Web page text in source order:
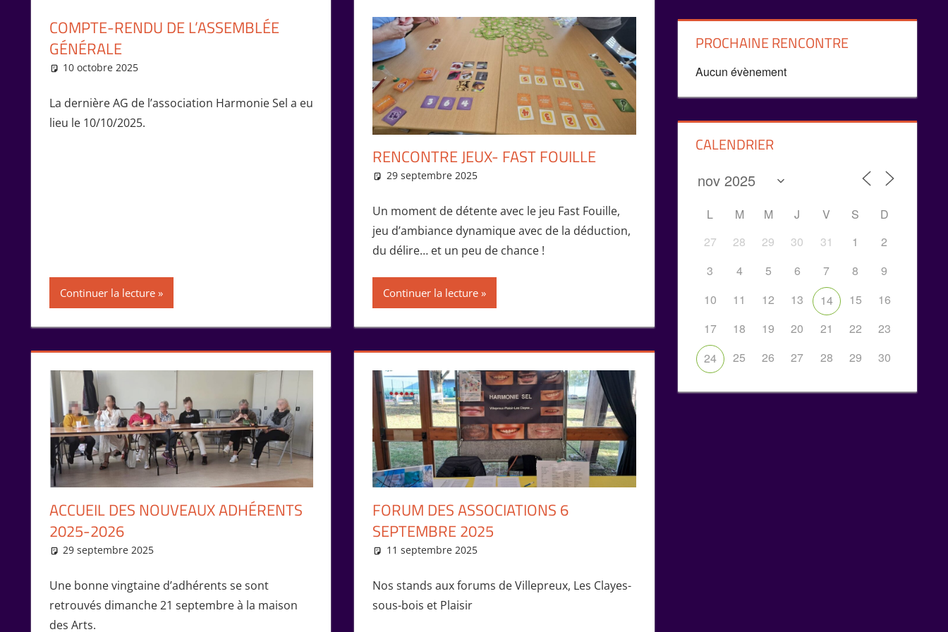
COMPTE-RENDU DE L’ASSEMBLÉE
GÉNÉRALE
10 octobre 2025
La dernière AG de l’association Harmonie Sel a eu
lieu le 10/10/2025.
Continuer la lecture
RENCONTRE JEUX- FAST FOUILLE
29 septembre 2025
Un moment de détente avec le jeu Fast Fouille,
jeu d’ambiance dynamique avec de la déduction,
du délire… et un peu de chance !
Continuer la lecture
ACCUEIL DES NOUVEAUX ADHÉRENTS
2025-2026
29 septembre 2025
Une bonne vingtaine d’adhérents se sont
retrouvés dimanche 21 septembre à la maison
des Arts.
FORUM DES ASSOCIATIONS 6
SEPTEMBRE 2025
11 septembre 2025
Nos stands aux forums de Villepreux, Les Clayes-
sous-bois et Plaisir
PROCHAINE RENCONTRE
Aucun évènement
CALENDRIER
L M M J V S
D
27
28 29 30 31 1
2
3
4 5 6 7 8
9
10
11 12 13 14 15
16
17
18 19 20 21 22
23
24
25 26 27 28 29 30